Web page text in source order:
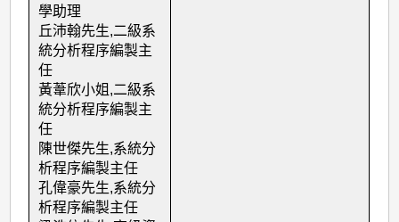
學助理
丘沛翰先生,二級系
統分析程序編製主
任
黃葦欣小姐 ,二級系
統分析程序編製主
任
陳世傑先生,系統分
析程序編製主任
孔偉豪先生,系統分
析程序編製主任